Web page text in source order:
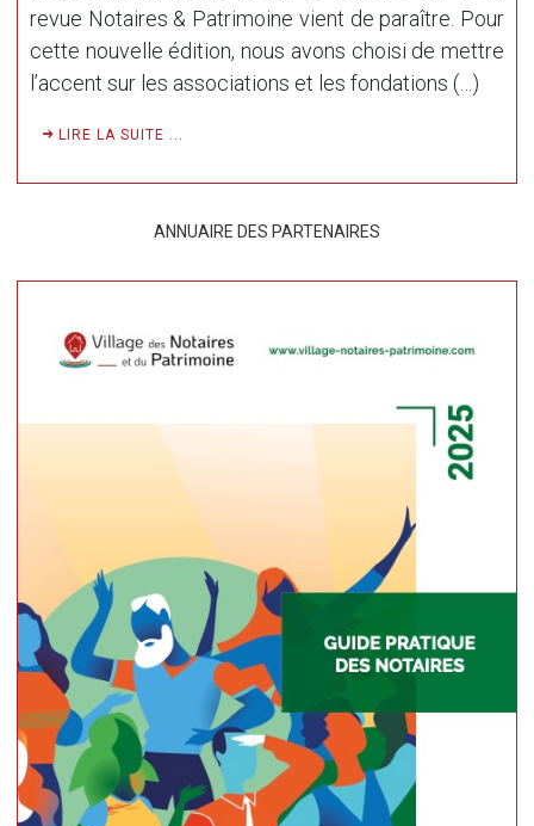
revue Notaires & Patrimoine vient de paraître. Pour
cette nouvelle édition, nous avons choisi de mettre
l’accent sur les associations et les fondations (…)
LIRE LA SUITE ...
ANNUAIRE DES PARTENAIRES